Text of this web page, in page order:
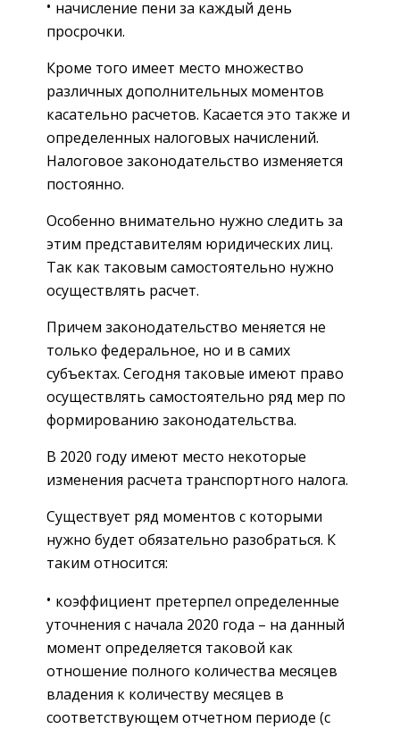
начисление пени за каждый день
просрочки.
Кроме того имеет место множество
различных дополнительных моментов
касательно расчетов. Касается это также и
определенных налоговых начислений.
Налоговое законодательство изменяется
постоянно.
Особенно внимательно нужно следить за
этим представителям юридических лиц.
Так как таковым самостоятельно нужно
осуществлять расчет.
Причем законодательство меняется не
только федеральное, но и в самих
субъектах. Сегодня таковые имеют право
осуществлять самостоятельно ряд мер по
формированию законодательства.
В 2020 году имеют место некоторые
изменения расчета транспортного налога.
Существует ряд моментов с которыми
нужно будет обязательно разобраться. К
таким относится:
коэффициент претерпел определенные
уточнения с начала 2020 года – на данный
момент определяется таковой как
отношение полного количества месяцев
владения к количеству месяцев в
соответствующем отчетном периоде (с